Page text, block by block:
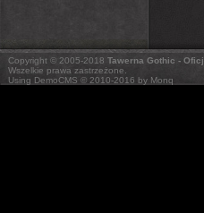
Copyright © 2005-2018 Tawerna Gothic -
Wszelkie prawa zastrzeżone.
Using DemoCMS © 2010-2016 by Monq